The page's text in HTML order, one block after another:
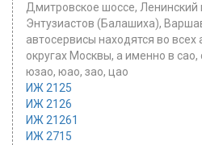
Дмитровское шоссе, Ленинский
Энтузиастов (Балашиха),
автосервисы находятся во
округах Москвы, а именно в сао,
юзао, юао, зао, цао
ИЖ 2125
ИЖ 2126
ИЖ 21261
ИЖ 2715